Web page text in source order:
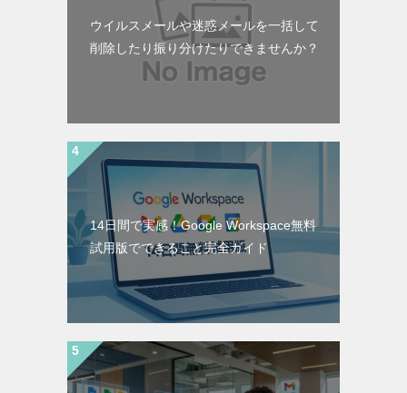
ウイルスメールや迷惑メールを一括して
削除したり振り分けたりできませんか？
14日間で実感！Google Workspace無料
試用版でできること完全ガイド